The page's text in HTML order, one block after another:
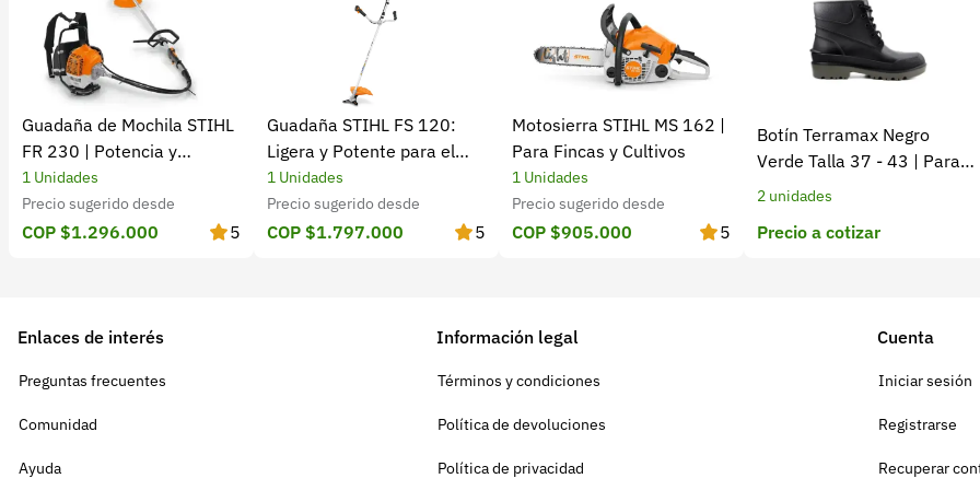
Guadaña de Mochila STIHL
FR 230 | Potencia y
rendimiento
1 Unidades
Precio sugerido desde
COP $1.296.000 5
Guadaña STIHL FS 120:
Ligera y Potente para el
Campo
1 Unidades
Precio sugerido desde
COP $1.797.000 5
Motosierra STIHL MS 162 |
Para Fincas y Cultivos
1 Unidades
Precio sugerido desde
COP $905.000 5
Botín Terramax Negro
Verde Talla 37 - 43 | Para
trabajo diario y campo
2 unidades
Precio a cotizar
Enlaces de interés
Preguntas frecuentes
Comunidad
Ayuda
Información legal
Términos y condiciones
Política de devoluciones
Política de privacidad
Cuenta
Iniciar sesión
Registrarse
Recuperar